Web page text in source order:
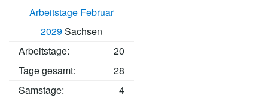
Arbeitstage Februar
2029Sachsen
Arbeitstage:
20
Tage gesamt:
28
Samstage:
4